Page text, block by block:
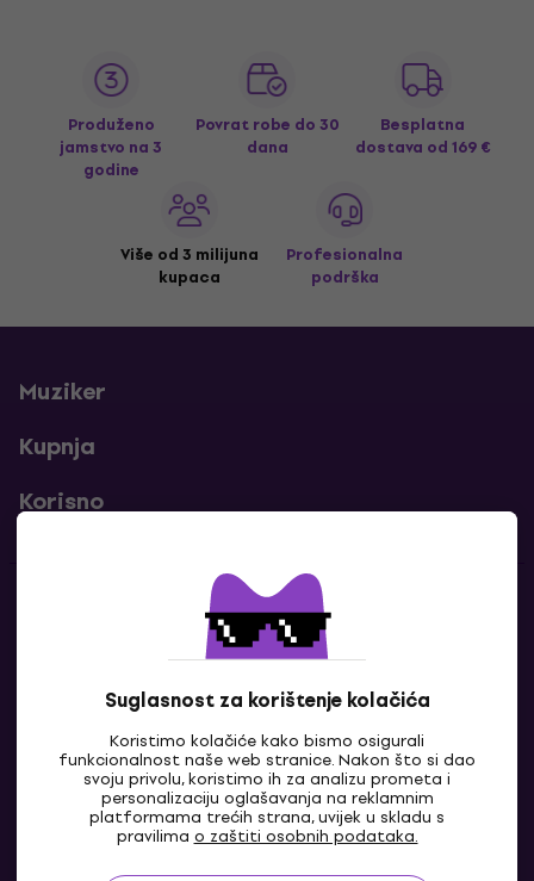
Suglasnost za korištenje kolačića
Koristimo kolačiće kako bismo osigurali
funkcionalnost naše web stranice. Nakon što si dao
svoju privolu, koristimo ih za analizu prometa i
personalizaciju oglašavanja na reklamnim
platformama trećih strana, uvijek u skladu s
pravilima o zaštiti osobnih podataka.
Produženo
jamstvo na 3
godine
Povrat robe do 30
dana
Besplatna
dostava od 169 €
Više od 3 milijuna
kupaca
Profesionalna
podrška
Muziker
Kupnja
Korisno
Kontakti
Javi nam se